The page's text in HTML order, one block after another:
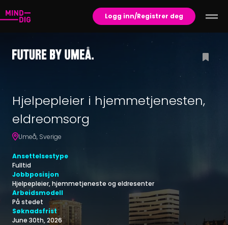
Logg inn/Registrer deg
Hjelpepleier i hjemmetjenesten,
eldreomsorg
Umeå, Sverige
Ansettelsestype
Fulltid
Jobbposisjon
Hjelpepleier, hjemmetjeneste og eldresenter
Arbeidsmodell
På stedet
Søknadsfrist
June 30th, 2026